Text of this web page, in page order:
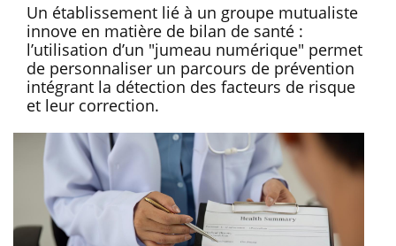
Un établissement lié à un groupe mutualiste
innove en matière de bilan de santé :
l’utilisation d’un "jumeau numérique" permet
de personnaliser un parcours de prévention
intégrant la détection des facteurs de risque
et leur correction.